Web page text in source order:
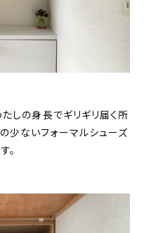
しの身長でギリギリ届く所
少ないフォーマルシューズ
。